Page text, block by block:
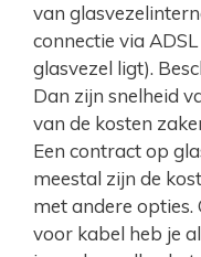
van
connectie via
glasvezel ligt).
Dan zijn snelheid
van de kosten
Een contract op
meestal zijn de
met andere
voor kabel heb je